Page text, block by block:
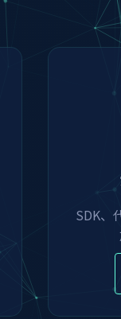
SDK、